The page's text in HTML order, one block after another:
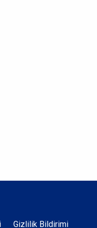
Gizlilik Bildirimi